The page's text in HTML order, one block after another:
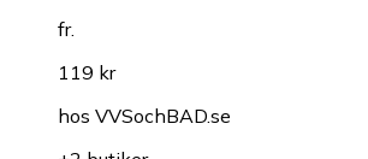
fr.
119 kr
hos VVSochBAD.se